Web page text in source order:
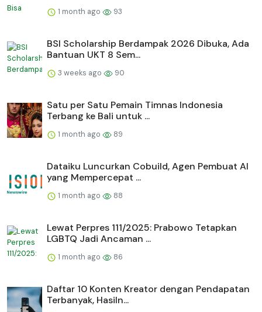
1 month ago 93
BSI Scholarship Berdampak 2026 Dibuka, Ada
Bantuan UKT 8 Sem...
3 weeks ago 90
Satu per Satu Pemain Timnas Indonesia
Terbang ke Bali untuk ...
1 month ago 89
Dataiku Luncurkan Cobuild, Agen Pembuat AI
yang Mempercepat ...
1 month ago 88
Lewat Perpres 111/2025: Prabowo Tetapkan
LGBTQ Jadi Ancaman ...
1 month ago 86
Daftar 10 Konten Kreator dengan Pendapatan
Terbanyak, Hasiln...